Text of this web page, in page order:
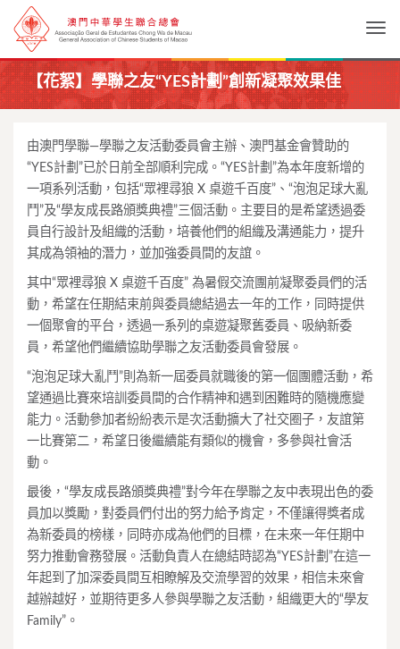
【花絮】學聯之友“YES計劃”創新凝聚效果佳
由澳門學聯—學聯之友活動委員會主辦、澳門基金會贊助的
“YES計劃”已於日前全部順利完成。“YES計劃”為本年度新增的
一項系列活動，包括“眾裡尋狼 X 桌遊千百度”、“泡泡足球大亂
鬥”及“學友成長路頒獎典禮”三個活動。主要目的是希望透過委
員自行設計及組織的活動，培養他們的組織及溝通能力，提升
其成為領袖的潛力，並加強委員間的友誼。
其中“眾裡尋狼 X 桌遊千百度” 為暑假交流團前凝聚委員們的活
動，希望在任期結束前與委員總結過去一年的工作，同時提供
一個聚會的平台，透過一系列的桌遊凝聚舊委員、吸納新委
員，希望他們繼續協助學聯之友活動委員會發展。
“泡泡足球大亂鬥”則為新一屆委員就職後的第一個團體活動，希
望通過比賽來培訓委員間的合作精神和遇到困難時的隨機應變
能力。活動參加者紛紛表示是次活動擴大了社交圈子，友誼第
一比賽第二，希望日後繼續能有類似的機會，多參與社會活
動。
最後，“學友成長路頒獎典禮”對今年在學聯之友中表現出色的委
員加以獎勵，對委員們付出的努力給予肯定，不僅讓得獎者成
為新委員的榜樣，同時亦成為他們的目標，在未來一年任期中
努力推動會務發展。活動負責人在總結時認為“YES計劃”在這一
年起到了加深委員間互相瞭解及交流學習的效果，相信未來會
越辦越好，並期待更多人參與學聯之友活動，組織更大的“學友
Family”。